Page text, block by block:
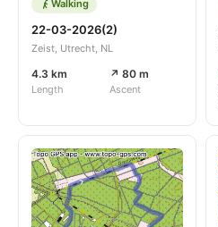
Walking
22-03-2026(2)
Zeist, Utrecht, NL
4.3 km
Length
↗ 80 m
Ascent